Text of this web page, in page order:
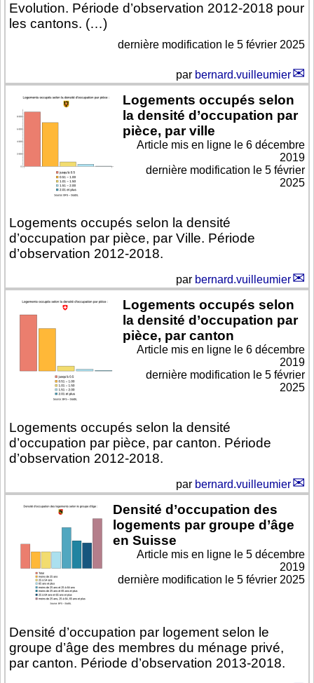
Evolution. Période d’observation 2012-2018 pour
les cantons. (…)
dernière modification le 5 février 2025
par bernard.vuilleumier
Logements occupés selon
la densité d’occupation par
pièce, par ville
Logements occupés selon la densité
d’occupation par pièce, par Ville. Période
d’observation 2012-2018.
Article mis en ligne le 6 décembre
2019
dernière modification le 5 février
2025
par bernard.vuilleumier
Logements occupés selon
la densité d’occupation par
pièce, par canton
Logements occupés selon la densité
d’occupation par pièce, par canton. Période
d’observation 2012-2018.
Article mis en ligne le 6 décembre
2019
dernière modification le 5 février
2025
par bernard.vuilleumier
Densité d’occupation des
logements par groupe d’âge
en Suisse
Densité d’occupation par logement selon le
groupe d’âge des membres du ménage privé,
par canton. Période d’observation 2013-2018.
Article mis en ligne le 5 décembre
2019
dernière modification le 5 février 2025